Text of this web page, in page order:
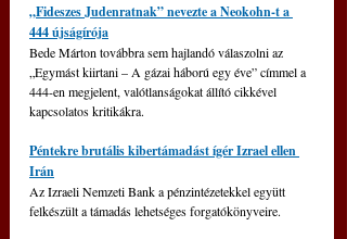
„Fideszes Judenratnak” nevezte a Neokohn-t a
444 újságírója
Bede Márton továbbra sem hajlandó válaszolni az
„Egymást kiirtani – A gázai háború egy éve” címmel a
444-en megjelent, valótlanságokat állító cikkével
kapcsolatos kritikákra.
Péntekre brutális kibertámadást ígér Izrael ellen
Irán
Az Izraeli Nemzeti Bank a pénzintézetekkel együtt
felkészült a támadás lehetséges forgatókönyveire.